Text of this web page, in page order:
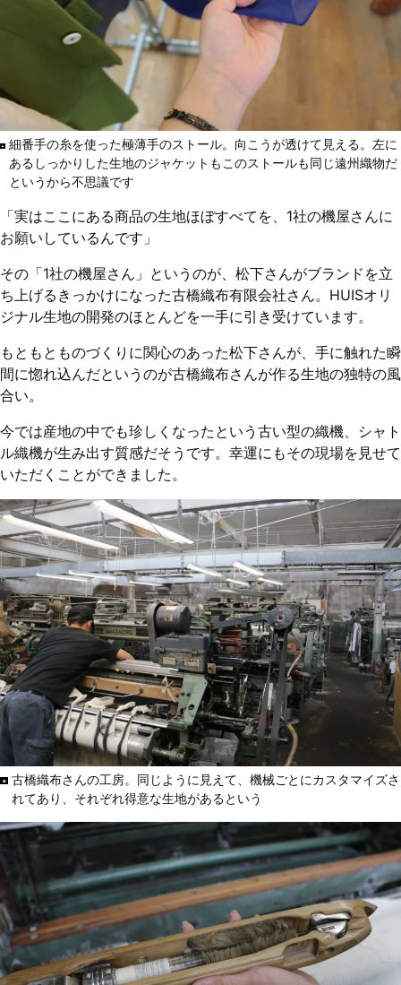
細番手の糸を使った極薄手のストール。向こうが透けて見える。左に
あるしっかりした生地のジャケットもこのストールも同じ遠州織物だ
というから不思議です
「実はここにある商品の生地ほぼすべてを、1社の機屋さんに
お願いしているんです」
その「1社の機屋さん」というのが、松下さんがブランドを立
ち上げるきっかけになった古橋織布有限会社さん。HUISオリ
ジナル生地の開発のほとんどを一手に引き受けています。
もともとものづくりに関心のあった松下さんが、手に触れた瞬
間に惚れ込んだというのが古橋織布さんが作る生地の独特の風
合い。
今では産地の中でも珍しくなったという古い型の織機、シャト
ル織機が生み出す質感だそうです。幸運にもその現場を見せて
いただくことができました。
古橋織布さんの工房。同じように見えて、機械ごとにカスタマイズさ
れてあり、それぞれ得意な生地があるという